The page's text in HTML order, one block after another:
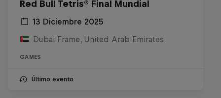
Red Bull Tetris® Final Mundial
13 Diciembre 2025
Dubai Frame, United Arab Emirates
GAMES
Último evento